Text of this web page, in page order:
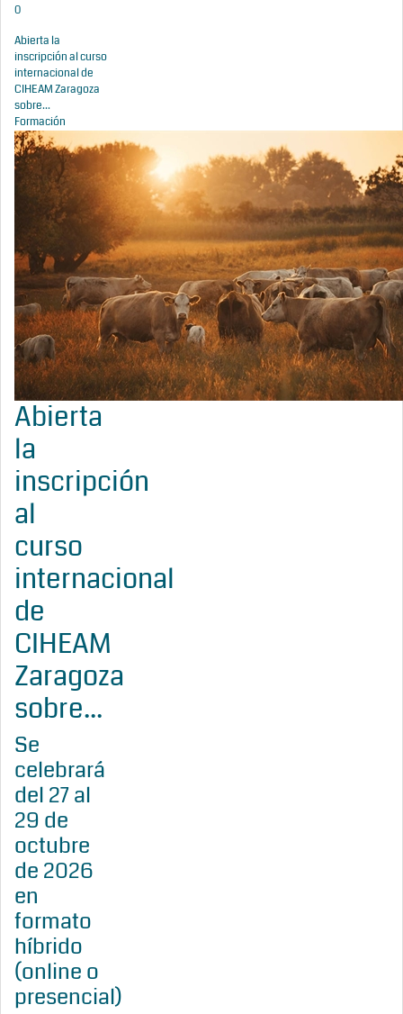
0
Abierta la
inscripción al curso
internacional de
CIHEAM Zaragoza
sobre...
Formación
Abierta
la
inscripción
al
curso
internacional
de
CIHEAM
Zaragoza
sobre...
Se
celebrará
del 27 al
29 de
octubre
de 2026
en
formato
híbrido
(online o
presencial)